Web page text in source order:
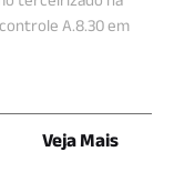
A.8.30 em
Veja Mais